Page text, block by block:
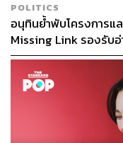
POLITICS
อนุทินย้ำพับโครงการ
Missing Link รองรับ